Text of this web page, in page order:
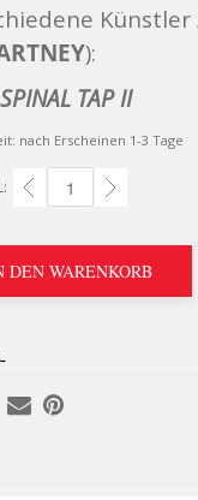
Künstler
):
SPINAL TAP II
nach Erscheinen 1-3 Tage
VERSCHIEDENE
DEN WARENKORB